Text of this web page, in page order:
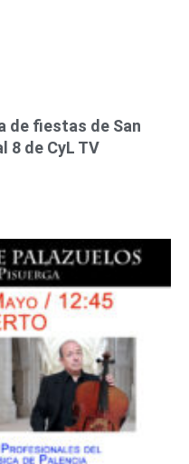
de fiestas de San
8 de CyL TV